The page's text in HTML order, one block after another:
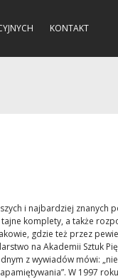
KONTAKT
i najbardziej znanych
komplety, a także
gdzie też przez
na Akademii Sztuk
z wywiadów mówi:
W 1997 roku